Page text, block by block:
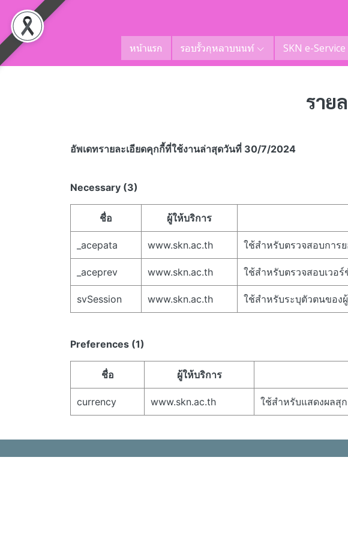
หน้าแรก รอบรั้วกุหลาบนนท์ SKN e-Service
ราย
อัพเดทรายละเอียดคุกกี้ที่ใช้งาน​ล่าสุดวันที่ 30/7/2024
Necessary (3)
ชื่อ ผู้ให้บริการ
_acepata www.skn.ac.th ใช้สำหรับตรวจสอบการ
_aceprev www.skn.ac.th ใช้สำหรับตรวจสอบเวอ
svSession www.skn.ac.th ใช้สำหรับระบุตัวตนของ
Preferences (1)
ชื่อ ผู้ให้บริการ
currency www.skn.ac.th ใช้สำหรับแสดงผลสุ